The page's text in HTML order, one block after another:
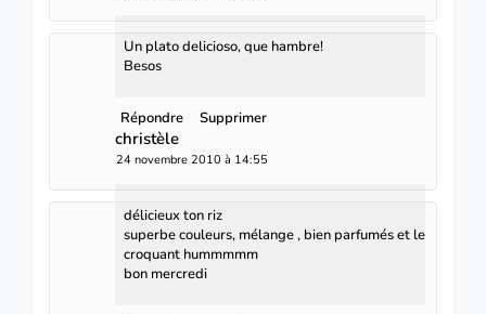
Un plato delicioso, que hambre!
Besos
Répondre Supprimer
christèle
24 novembre 2010 à 14:55
délicieux ton riz
superbe couleurs, mélange , bien parfumés et le
croquant hummmmm
bon mercredi